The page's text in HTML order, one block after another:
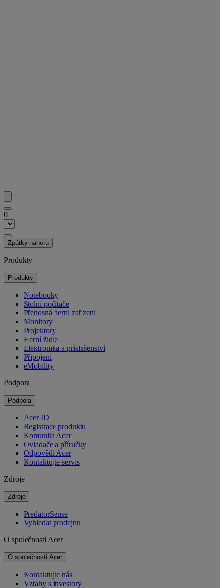
0
Zpátky nahoru
Produkty
Produkty
Notebooky
Stolní počítače
Přenosná herní zařízení
Monitory
Projektory
Herní židle
Elektronika a příslušenství
Připojení
eMobility
Podpora
Podpora
Acer ID
Registrace produktu
Komunita Acer
Ovladače a příručky
Odpovědi Acer
Kontaktujte servis
Zdroje
Zdroje
PredatorSense
Vyhledat prodejnu
O společnosti Acer
O společnosti Acer
Kontaktujte nás
Vztahy s investory